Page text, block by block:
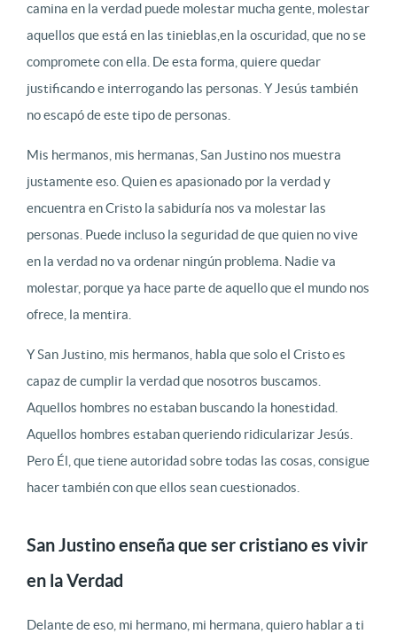
camina en la verdad puede molestar mucha gente, molestar
aquellos que está en las tinieblas,en la oscuridad, que no se
compromete con ella. De esta forma, quiere quedar
justificando e interrogando las personas. Y Jesús también
no escapó de este tipo de personas.
Mis hermanos, mis hermanas, San Justino nos muestra
justamente eso. Quien es apasionado por la verdad y
encuentra en Cristo la sabiduría nos va molestar las
personas. Puede incluso la seguridad de que quien no vive
en la verdad no va ordenar ningún problema. Nadie va
molestar, porque ya hace parte de aquello que el mundo nos
ofrece, la mentira.
Y San Justino, mis hermanos, habla que solo el Cristo es
capaz de cumplir la verdad que nosotros buscamos.
Aquellos hombres no estaban buscando la honestidad.
Aquellos hombres estaban queriendo ridicularizar Jesús.
Pero Él, que tiene autoridad sobre todas las cosas, consigue
hacer también con que ellos sean cuestionados.
San Justino enseña que ser cristiano es vivir
en la Verdad
Delante de eso, mi hermano, mi hermana, quiero hablar a ti